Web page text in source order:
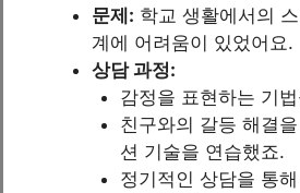
문제: 학교 생활에서의
계에 어려움이 있었어요.
상담 과정:
감정을 표현하는 기
친구와의 갈등 해결
션 기술을 연습했죠.
정기적인 상담을 통